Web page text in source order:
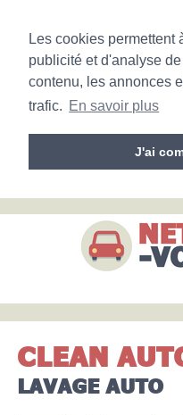
Les cookies permettent
publicité et d'analyse
contenu, les annonces
trafic. En savoir plus
J'ai
CLEAN
LAVAGE AUTO